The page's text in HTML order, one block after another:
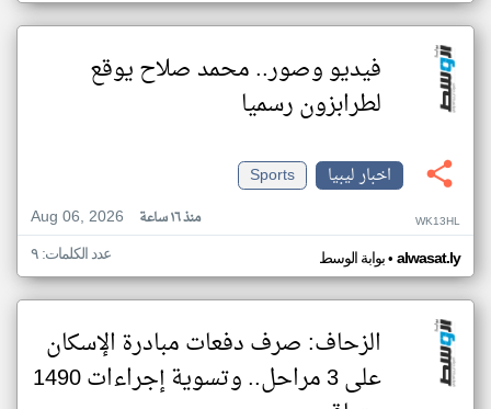
فيديو وصور.. محمد صلاح يوقع
لطرابزون رسميا
اخبار ليبيا
Sports
Aug 06, 2026
منذ ١٦ ساعة WK13HL
بوابة الوسط• alwasat.ly عدد الكلمات: ٩
الزحاف: صرف دفعات مبادرة الإسكان
على 3 مراحل.. وتسوية إجراءات 1490